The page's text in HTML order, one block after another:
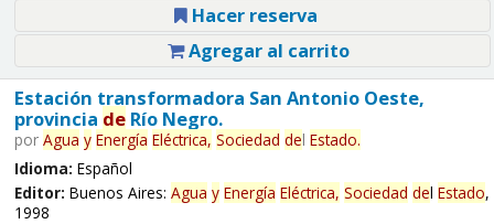
Hacer reserva
Agregar al carrito
Estación transformadora San Antonio Oeste,
provincia deRío Negro.
por Agua y Energía Eléctrica, Sociedad del Estado.
Idioma: Español
Editor: Buenos Aires: Agua y Energía Eléctrica, Sociedad del Estado,
1998